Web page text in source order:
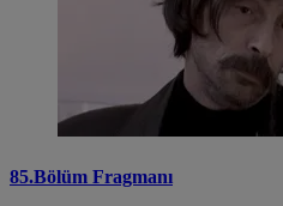
85.Bölüm Fragmanı